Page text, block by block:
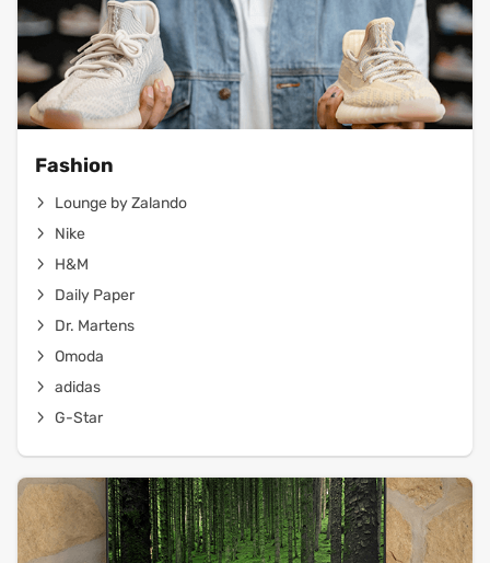
Fashion
Lounge by Zalando
Nike
H&M
Daily Paper
Dr. Martens
Omoda
adidas
G-Star